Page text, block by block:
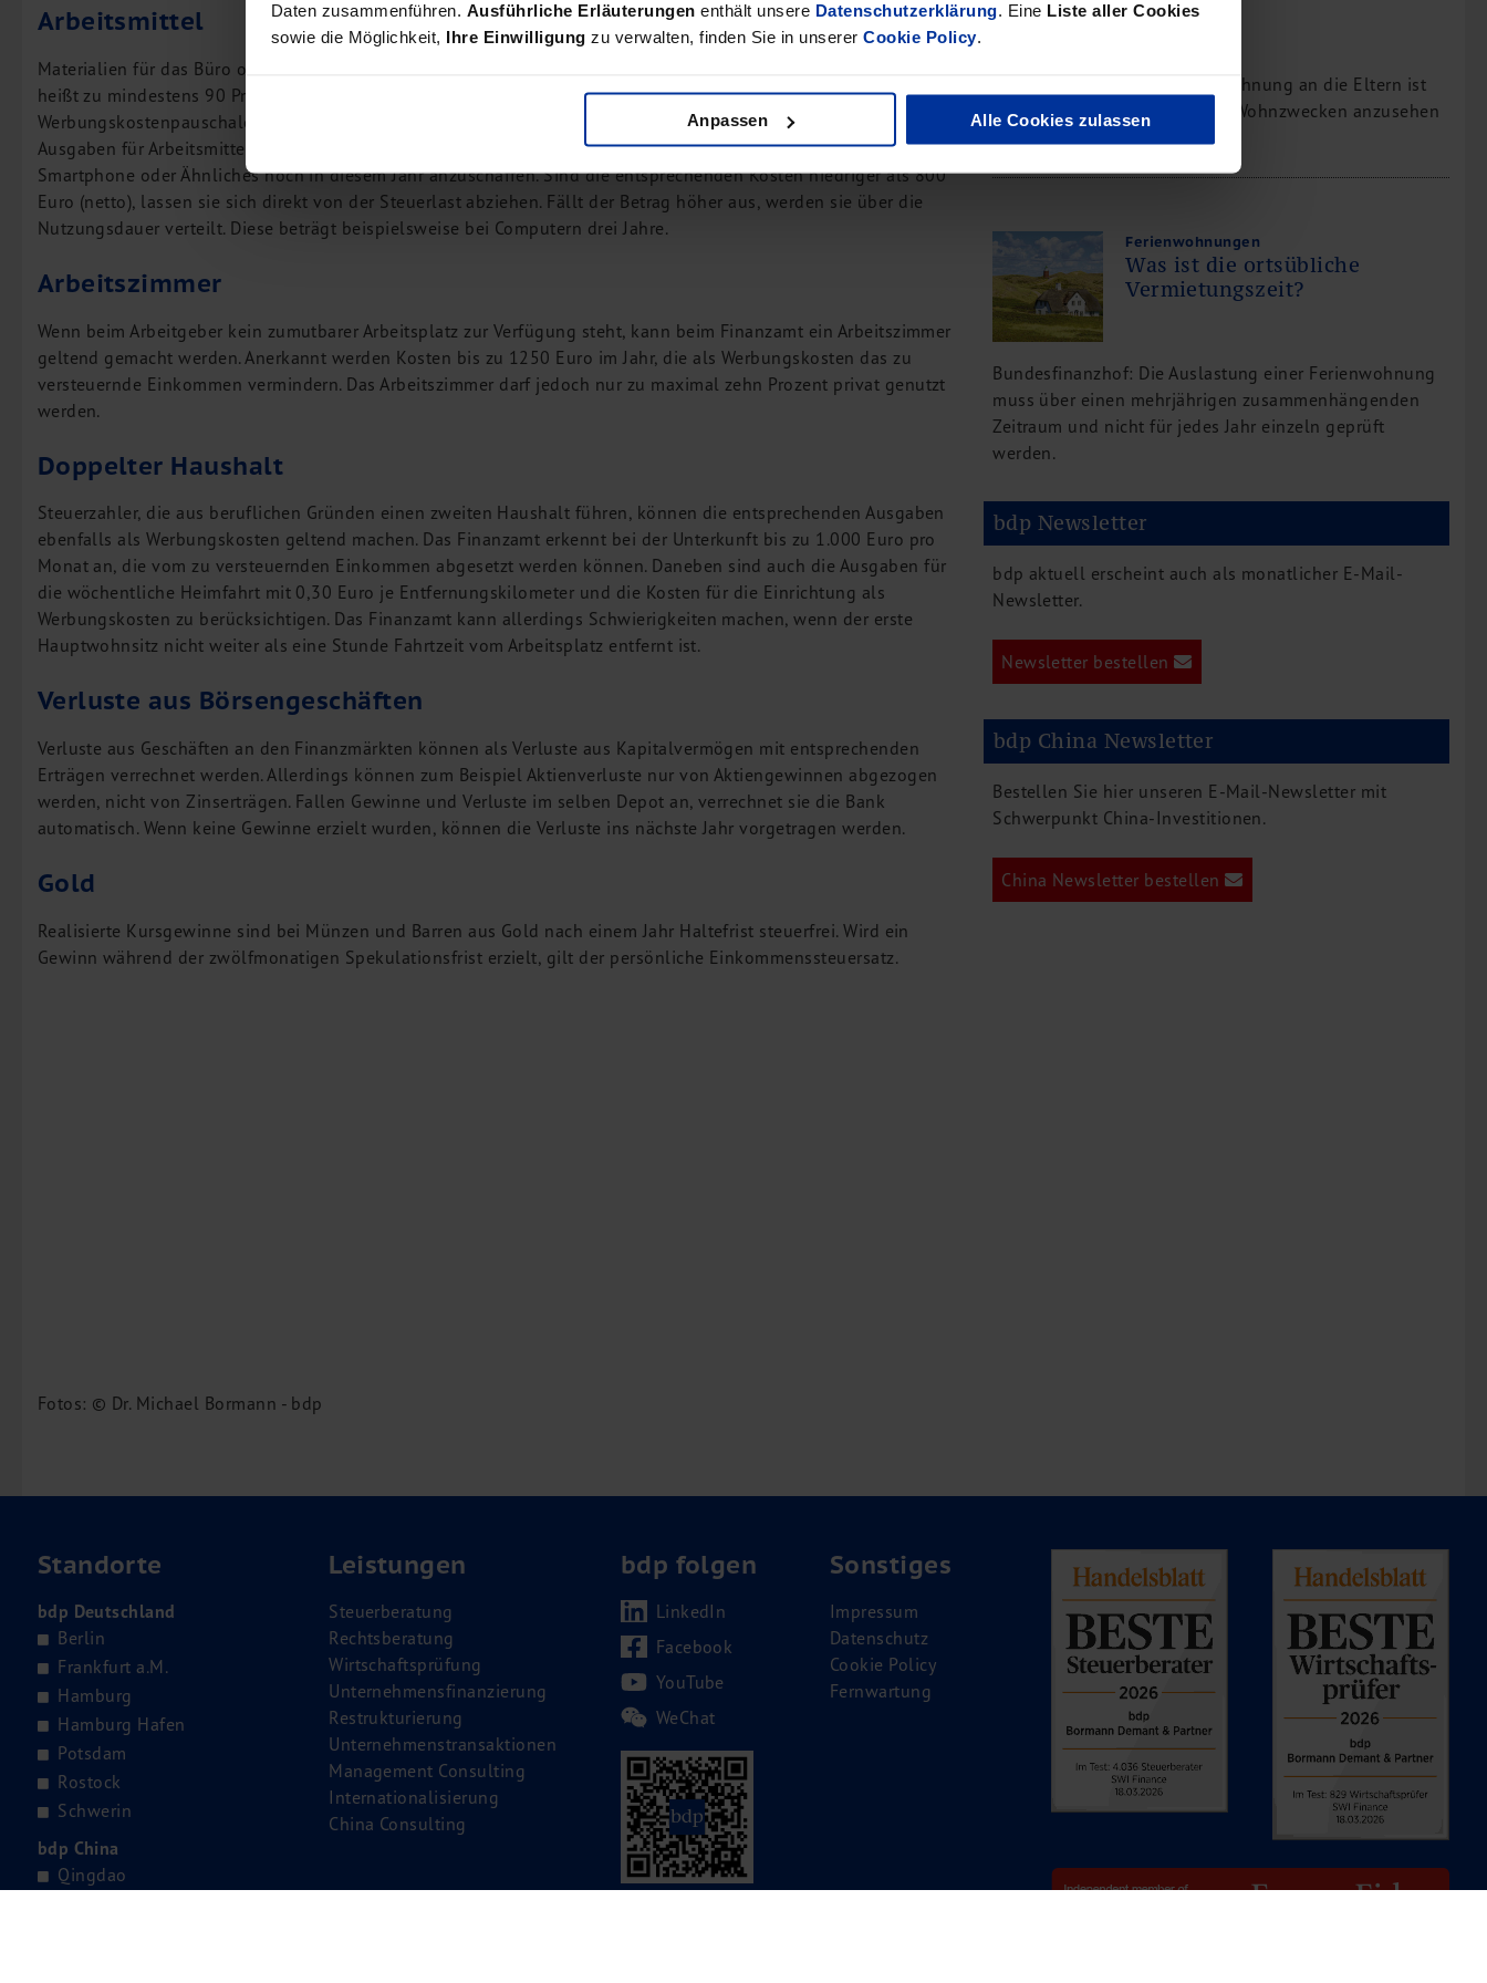
Daten zusammenführen. Ausführliche Erläuterungen enthält unsere Datenschutzerklärung. Eine Liste aller Cookies
sowie die Möglichkeit, Ihre Einwilligung zu verwalten, finden Sie in unserer Cookie Policy.
Anpassen Alle Cookies zulassen
Arbeitsmittel
Materialien für das Büro oder Computerausrüstung sind von der Steuer absetzbar, wenn sie überwiegend - das
heißt zu mindestens 90 Prozent - beruflich genutzt werden. Allerdings gilt bis zu 1.000 Euro pro Jahr die
Werbungskostenpauschale. Gegen Ende des laufenden Kalenderjahres sollten Steuerzahler, die 2019 mit ihren
Ausgaben für Arbeitsmittel nicht mehr weit von diesem Betrag entfernt sind, sich überlegen, ein neues
Smartphone oder Ähnliches noch in diesem Jahr anzuschaffen. Sind die entsprechenden Kosten niedriger als 800
Euro (netto), lassen sie sich direkt von der Steuerlast abziehen. Fällt der Betrag höher aus, werden sie über die
Nutzungsdauer verteilt. Diese beträgt beispielsweise bei Computern drei Jahre.
Arbeitszimmer
Wenn beim Arbeitgeber kein zumutbarer Arbeitsplatz zur Verfügung steht, kann beim Finanzamt ein Arbeitszimmer
geltend gemacht werden. Anerkannt werden Kosten bis zu 1250 Euro im Jahr, die als Werbungskosten das zu
versteuernde Einkommen vermindern. Das Arbeitszimmer darf jedoch nur zu maximal zehn Prozent privat genutzt
werden.
Doppelter Haushalt
Steuerzahler, die aus beruflichen Gründen einen zweiten Haushalt führen, können die entsprechenden Ausgaben
ebenfalls als Werbungskosten geltend machen. Das Finanzamt erkennt bei der Unterkunft bis zu 1.000 Euro pro
Monat an, die vom zu versteuernden Einkommen abgesetzt werden können. Daneben sind auch die Ausgaben für
die wöchentliche Heimfahrt mit 0,30 Euro je Entfernungskilometer und die Kosten für die Einrichtung als
Werbungskosten zu berücksichtigen. Das Finanzamt kann allerdings Schwierigkeiten machen, wenn der erste
Hauptwohnsitz nicht weiter als eine Stunde Fahrtzeit vom Arbeitsplatz entfernt ist.
Verluste aus Börsengeschäften
Verluste aus Geschäften an den Finanzmärkten können als Verluste aus Kapitalvermögen mit entsprechenden
Erträgen verrechnet werden. Allerdings können zum Beispiel Aktienverluste nur von Aktiengewinnen abgezogen
werden, nicht von Zinserträgen. Fallen Gewinne und Verluste im selben Depot an, verrechnet sie die Bank
automatisch. Wenn keine Gewinne erzielt wurden, können die Verluste ins nächste Jahr vorgetragen werden.
Gold
Realisierte Kursgewinne sind bei Münzen und Barren aus Gold nach einem Jahr Haltefrist steuerfrei. Wird ein
Gewinn während der zwölfmonatigen Spekulationsfrist erzielt, gilt der persönliche Einkommenssteuersatz.
BFH: Die Überlassung einer Wohnung an die Eltern ist
nicht als Nutzung zu eigenen Wohnzwecken anzusehen
Ferienwohnungen
Was ist die ortsübliche
Vermietungszeit?
Bundesfinanzhof: Die Auslastung einer Ferienwohnung
muss über einen mehrjährigen zusammenhängenden
Zeitraum und nicht für jedes Jahr einzeln geprüft
werden.
bdp Newsletter
bdp aktuell erscheint auch als monatlicher E-Mail-
Newsletter.
Newsletter bestellen
bdp China Newsletter
Bestellen Sie hier unseren E-Mail-Newsletter mit
Schwerpunkt China-Investitionen.
China Newsletter bestellen
Fotos: © Dr. Michael Bormann - bdp
Standorte
bdp Deutschland
Berlin
Frankfurt a.M.
Hamburg
Hamburg Hafen
Potsdam
Rostock
Schwerin
bdp China
Qingdao
Leistungen
Steuerberatung
Rechtsberatung
Wirtschaftsprüfung
Unternehmensfinanzierung
Restrukturierung
Unternehmenstransaktionen
Management Consulting
Internationalisierung
China Consulting
bdp folgen
LinkedIn
Facebook
YouTube
WeChat
Sonstiges
Impressum
Datenschutz
Cookie Policy
Fernwartung